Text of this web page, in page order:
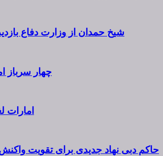
شیخ حمدان از وزارت دفاع
چهار سرباز
امارات لغو
حاکم دبی نهاد جدیدی برای تقویت